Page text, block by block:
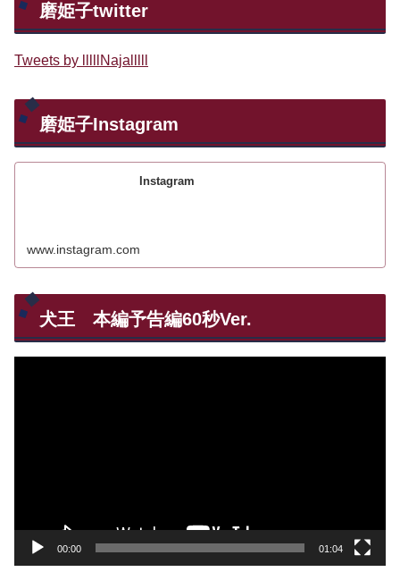
磨姫子twitter
Tweets by lllllNajalllll
磨姫子Instagram
Instagram
www.instagram.com
犬王 本編予告編60秒Ver.
00:00 01:04